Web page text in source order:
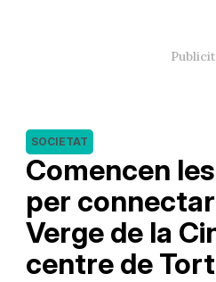
Comencen
per
Verge de la
centre de
SOCIETAT